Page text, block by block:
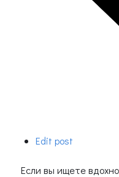
Edit post
Если вы ищете